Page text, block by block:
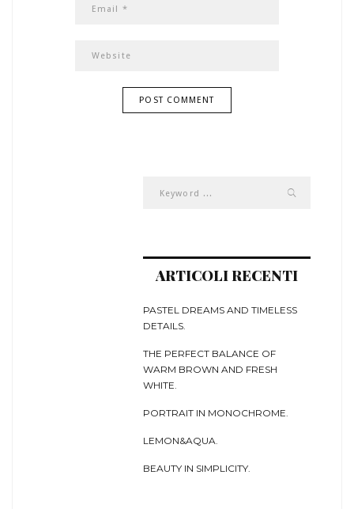
ARTICOLI RECENTI
PASTEL DREAMS AND TIMELESS
DETAILS.
THE PERFECT BALANCE OF
WARM BROWN AND FRESH
WHITE.
PORTRAIT IN MONOCHROME.
LEMON&AQUA.
BEAUTY IN SIMPLICITY.